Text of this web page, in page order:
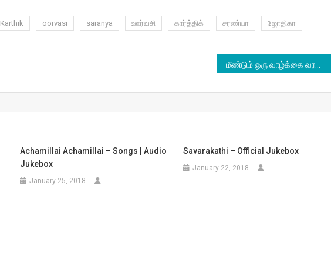
Karthik oorvasi saranya ஊர்வசி கார்த்திக் சரண்யா
ஜோதிகா
மீண்டும் ஒரு வாழ்க்கை வரலாற்றில் பிரியங்கா சோப்ரா
Achamillai Achamillai – Songs | Audio
Jukebox
January 25, 2018
Savarakathi – Official Jukebox
January 22, 2018